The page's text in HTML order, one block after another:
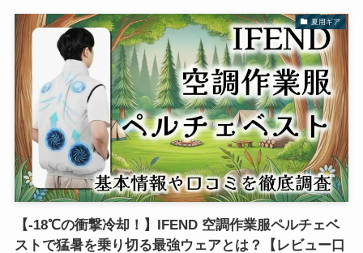
夏用ギア
【-18℃の衝撃冷却！】IFEND 空調作業服ペルチェベ
ストで猛暑を乗り切る最強ウェアとは？【レビュー口